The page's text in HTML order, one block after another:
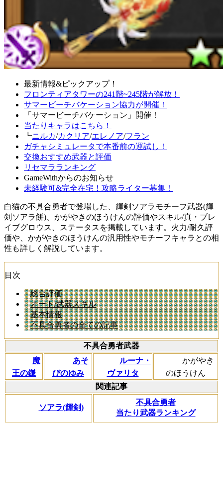
最新情報&ピックアップ！
フロンティアタワーの241階~245階が解放！
サマービーチバケーション協力が開催！
「サマービーチバケーション」開催！
当たりキャラはこちら！
┗ニルカ/カクリア/エレノア/フラン
ガチャシミュレータで本番前の運試し！
交換おすすめ武器と評価
リセマラランキング
GameWithからのお知らせ
未経験可&完全在宅！攻略ライター募集！
白猫の不具合勇者で登場した、輝剣ソアラモチーフ武器(輝
剣ソアラ餅)、かがやきのほうけんの評価やスキル/真・ブレ
イブグロウス、ステータスを掲載しています。火力/耐久評
価や、かがやきのほうけんの汎用性やモチーフキャラとの相
性も詳しく解説しています。
目次
総合評価
オート/武器スキル
基本情報
不具合勇者の全ての記事
不具合勇者武器
魔
王の鎌
あそ
びのゆみ
ルーナ・
ヴァリタ
かがやき
のほうけん
関連記事
ソアラ(輝剣)
不具合勇者
当たり武器ランキング